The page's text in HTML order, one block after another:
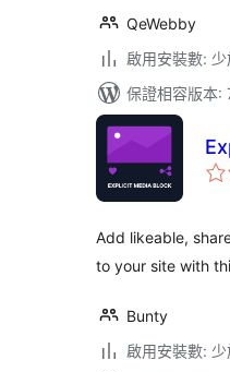
QeWebby
啟用安裝數:
保證相容版本:
Add likeable,
to your site with
Bunty
啟用安裝數: